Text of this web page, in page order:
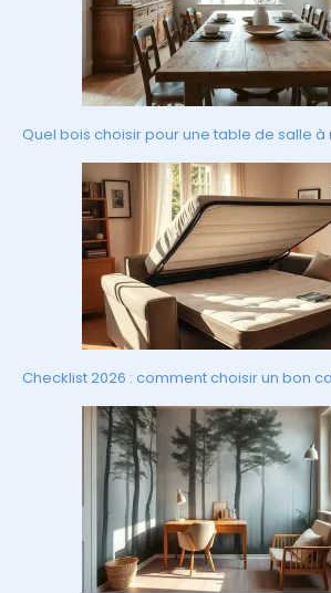
Quel bois choisir pour une table de salle
Checklist 2026 : comment choisir un bon